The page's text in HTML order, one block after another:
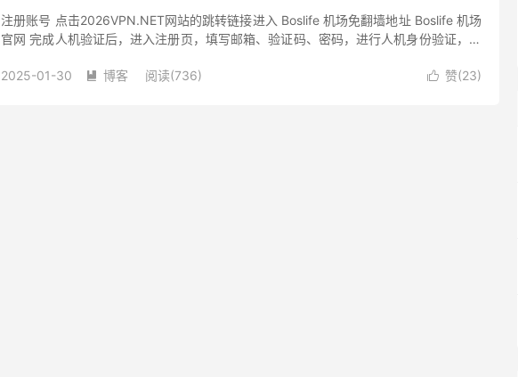
注册账号 点击2026VPN.NET网站的跳转链接进入 Boslife 机场免翻墙地址 Boslife 机场
官网 完成人机验证后，进入注册页，填写邮箱、验证码、密码，进行人机身份验证，点
 赞(23)
2025-01-30  博客 阅读(736)